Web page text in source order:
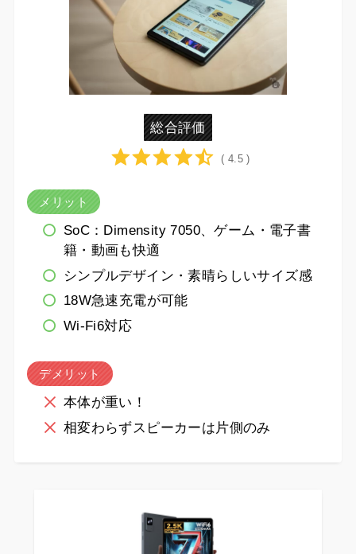
総合評価
( 4.5 )
メリット
SoC：Dimensity 7050、ゲーム・電子書
籍・動画も快適
シンプルデザイン・素晴らしいサイズ感
18W急速充電が可能
Wi-Fi6対応
デメリット
本体が重い！
相変わらずスピーカーは片側のみ